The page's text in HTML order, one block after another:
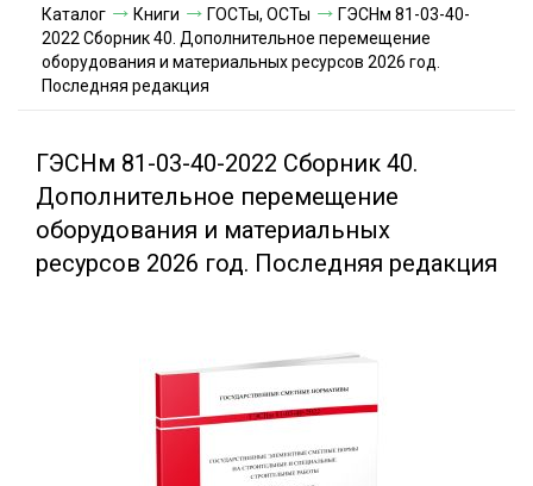
Условия доставки
Условия оплаты
Акции и скидки
Каталог Книги ГОСТы, ОСТы
ГЭСНм 81-03-40-
2022 Сборник 40. Дополнительное перемещение
оборудования и материальных ресурсов 2026 год.
Последняя редакция
ГЭСНм 81-03-40-2022 Сборник 40.
Дополнительное перемещение
оборудования и материальных
ресурсов 2026 год. Последняя редакция